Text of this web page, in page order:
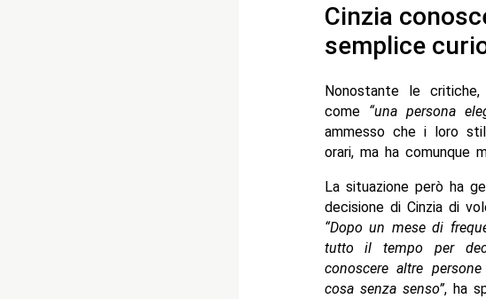
Cinzia
semplice
Nonostante le
come “una persona
ammesso che i loro
orari, ma ha comunque
La situazione però ha
decisione di Cinzia di
“Dopo un mese di
tutto il tempo per
conoscere altre
cosa senza senso”, ha